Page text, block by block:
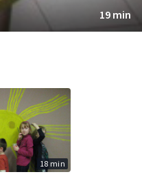
19 min
18 min